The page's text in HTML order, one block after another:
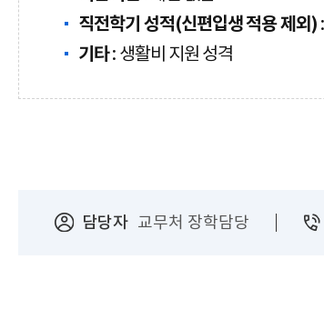
직전학기 성적(신편입생 적용 제외)
기타: 생활비 지원 성격
담당자 교무처 장학담당